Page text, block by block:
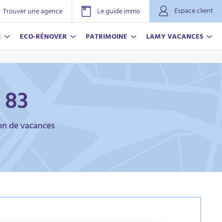
Trouver une agence Le guide immo
Espace client
ECO-RÉNOVER PATRIMOINE LAMY VACANCES
de vacances